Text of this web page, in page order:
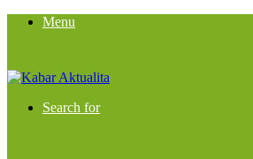
Menu
Search for